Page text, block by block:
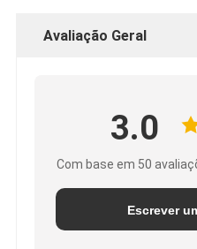
Avaliação Geral
3.0
Com base em 50
Escrever